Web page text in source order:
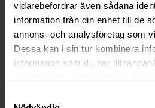
vidarebefordrar även sådana
information från din enhet till de
annons- och analysföretag som
Dessa kan i sin tur kombinera
information som du har